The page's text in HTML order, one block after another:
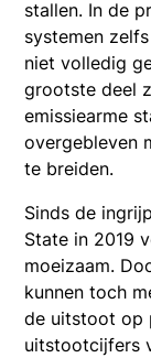
stallen. In de
systemen
niet volledig
grootste deel
emissiearme
overgebleven
te breiden.
Sinds de
State in 2019
moeizaam.
kunnen toch
de uitstoot op
uitstootcijfers